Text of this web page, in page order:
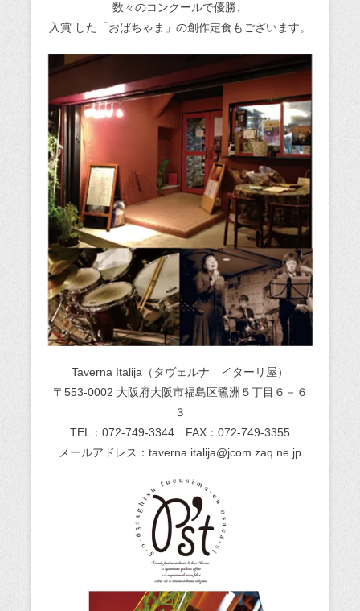
数々のコンクールで優勝、
入賞 した「おばちゃま」の創作定食もございます。
Taverna Italija（タヴェルナ イターリ屋）
〒553-0002 大阪府大阪市福島区鷺洲５丁目６－６
３
TEL：072-749-3344 FAX：072-749-3355
メールアドレス：taverna.italija@jcom.zaq.ne.jp